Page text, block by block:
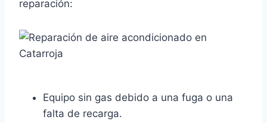
reparación:
Equipo sin gas debido a una fuga o una
falta de recarga.